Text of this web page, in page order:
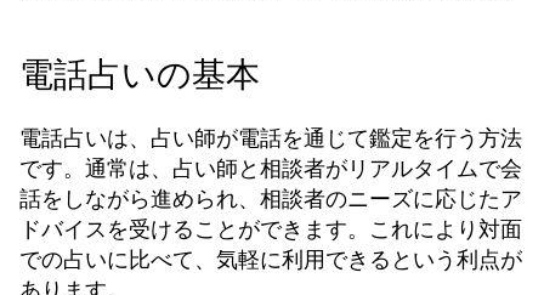
電話占いの基本
電話占いは、占い師が電話を通じて鑑定を行う方法
です。通常は、占い師と相談者がリアルタイムで会
話をしながら進められ、相談者のニーズに応じたア
ドバイスを受けることができます。これにより対面
での占いに比べて、気軽に利用できるという利点が